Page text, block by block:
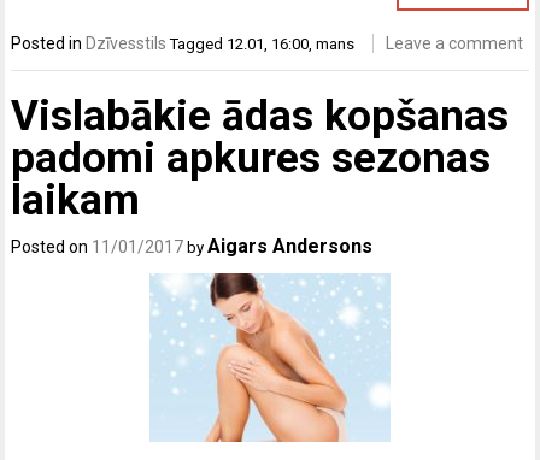
Posted in Dzīvesstils Tagged 12.01, 16:00,mans Leave a comment
Vislabākie ādas kopšanas
padomi apkures sezonas
laikam
Posted on 11/01/2017 byAigars Andersons